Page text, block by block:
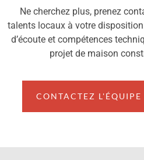
Ne cherchez plus, prenez
talents locaux à votre
d’écoute et compétences
projet de maison
CONTACTEZ